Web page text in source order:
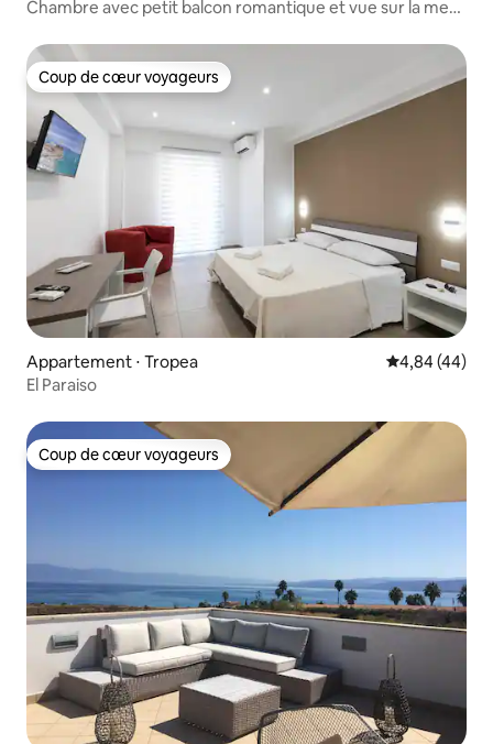
Chambre avec petit balcon romantique et vue sur la mer
Coup de cœur voyageurs
Coup de cœur voyageurs
Appartement ⋅ Tropea Évaluation
4,84 (44)
El Paraiso
Coup de cœur voyageurs
Coup de cœur voyageurs